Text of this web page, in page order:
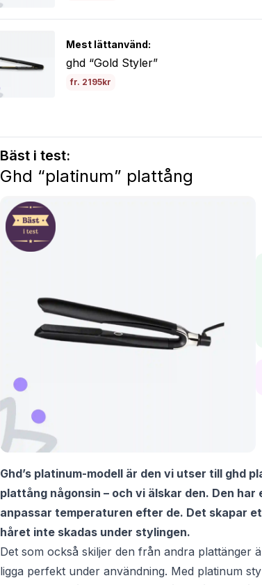
Mest lättanvänd:
ghd “Gold Styler”
fr. 2195kr
Bäst i test:
Ghd “platinum” plattång
Ghd’s platinum-modell är den vi utser till ghd
plattång någonsin – och vi älskar den. Den
anpassar temperaturen efter de. Det skapar
håret inte skadas under stylingen.
Det som också skiljer den från andra plattänger
ligga perfekt under användning. Med platinum